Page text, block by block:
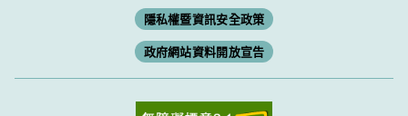
隱私權暨資訊安全政策
政府網站資料開放宣告